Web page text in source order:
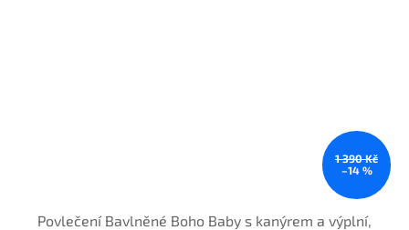
1 390 Kč
–14 %
Povlečení Bavlněné Boho Baby s kanýrem a výplní,